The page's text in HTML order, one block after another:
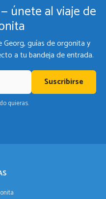
únete al viaje de
guías de orgonita y
a tu bandeja de entrada.
Suscribirse
quieras.